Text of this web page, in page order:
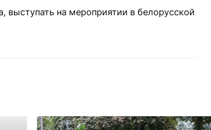
выступать на мероприятии в белорусской